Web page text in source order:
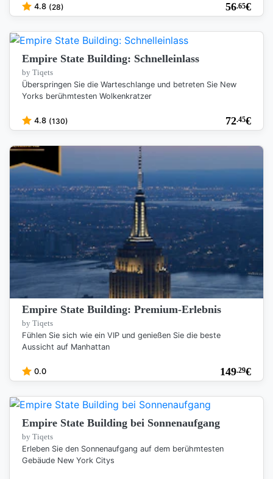
4.8 (28) 56.65€
Empire State Building: Schnelleinlass
by Tiqets
Überspringen Sie die Warteschlange und betreten Sie New
Yorks berühmtesten Wolkenkratzer
4.8 (130) 72.45€
Empire State Building: Premium-Erlebnis
by Tiqets
Fühlen Sie sich wie ein VIP und genießen Sie die beste
Aussicht auf Manhattan
0.0 149.29€
Empire State Building bei Sonnenaufgang
by Tiqets
Erleben Sie den Sonnenaufgang auf dem berühmtesten
Gebäude New York Citys